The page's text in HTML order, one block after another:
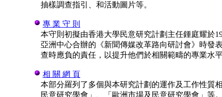
抽樣調查指引、和活動圖片等。
專 業 守 則
本守則初擬由香港大學民意研究計劃主任鍾庭耀於
亞洲中心合辦的《新聞傳媒改革路向研討會》時發
查時應負的責任，以提升他們於相關範疇的專業水
相 關 網 頁
本部分羅列了多個與本研究計劃的運作及工作性質
民意研究學會」、「歐洲市場及民意研究學會」等